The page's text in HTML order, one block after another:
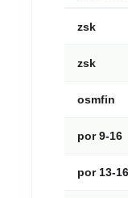
zsk
zsk
osmfin
por 9-16
por 13-16